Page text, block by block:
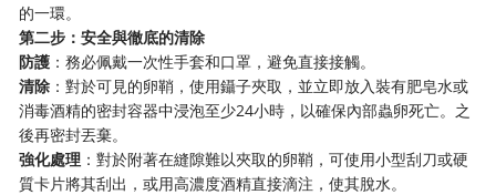
的一環。
第二步：安全與徹底的清除
防護 ：務必佩戴一次性手套和口罩，避免直接接觸。
清除 ：對於可見的卵鞘，使用鑷子夾取，並立即放入裝有肥皂水或
消毒酒精的密封容器中浸泡至少24小時，以確保內部蟲卵死亡。之
後再密封丟棄。
強化處理 ：對於附著在縫隙難以夾取的卵鞘，可使用小型刮刀或硬
質卡片將其刮出，或用高濃度酒精直接滴注，使其脫水。